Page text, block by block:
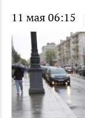
11 мая 06:15